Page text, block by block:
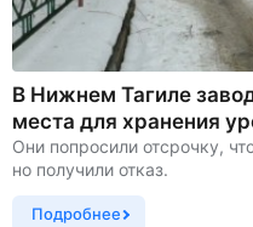
В Нижнем Тагиле
места для хранения
Они попросили отсрочку,
но получили отказ.
Подробнее